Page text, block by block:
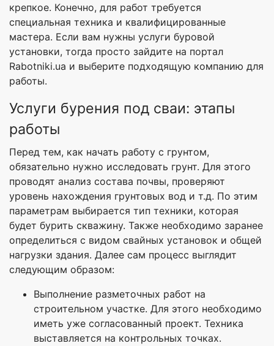
крепкое. Конечно, для работ требуется
специальная техника и квалифицированные
мастера. Если вам нужны услуги буровой
установки, тогда просто зайдите на портал
Rabotniki.ua и выберите подходящую компанию для
работы.
Услуги бурения под сваи: этапы
работы
Перед тем, как начать работу с грунтом,
обязательно нужно исследовать грунт. Для этого
проводят анализ состава почвы, проверяют
уровень нахождения грунтовых вод и т.д. По этим
параметрам выбирается тип техники, которая
будет бурить скважину. Также необходимо заранее
определиться с видом свайных установок и общей
нагрузки здания. Далее сам процесс выглядит
следующим образом:
Выполнение разметочных работ на
строительном участке. Для этого необходимо
иметь уже согласованный проект. Техника
выставляется на контрольных точках.